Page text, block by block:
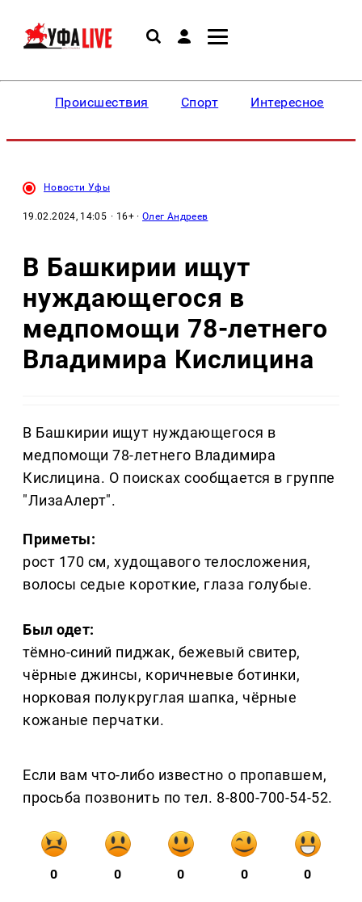
Происшествия Спорт Интересное
Новости Уфы
19.02.2024, 14:05 · 16+ ·Олег Андреев
В Башкирии ищут
нуждающегося в
медпомощи 78-летнего
Владимира Кислицина
В Башкирии ищут нуждающегося в
медпомощи 78-летнего Владимира
Кислицина. О поисках сообщается в группе
"ЛизаАлерт".
Приметы:
рост 170 см, худощавого телосложения,
волосы седые короткие, глаза голубые.
Был одет:
тёмно-синий пиджак, бежевый свитер,
чёрные джинсы, коричневые ботинки,
норковая полукруглая шапка, чёрные
кожаные перчатки.
Если вам что-либо известно о пропавшем,
просьба позвонить по тел. 8-800-700-54-52.
0 0 0 0 0